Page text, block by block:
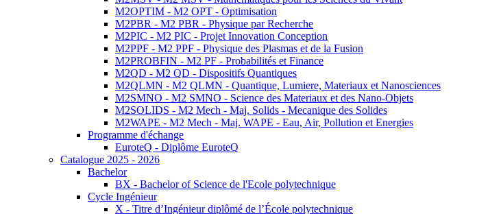
M2OPTIM - M2 OPT - Optimisation
M2PBR - M2 PBR - Physique par Recherche
M2PIC - M2 PIC - Projet Innovation Conception
M2PPF - M2 PPF - Physique des Plasmas et de la Fusion
M2PROBFIN - M2 PF - Probabilités et Finance
M2QD - M2 QD - Dispositifs Quantiques
M2QLMN - M2 QLMN - Quantique, Lumiere, Materiaux et Nanosciences
M2SMNO - M2 SMNO - Science des Materiaux et des Nano-Objets
M2SOLIDS - M2 Mech - Maj. Solids - Mecanique des Solides
M2WAPE - M2 Mech - Maj. WAPE - Eau, Air, Pollution et Energies
Programme d'échange
EuroteQ - Diplôme EuroteQ
Catalogue 2025 - 2026
Bachelor
BX - Bachelor of Science de l'Ecole polytechnique
Cycle Ingénieur
X - Titre d’Ingénieur diplômé de l’École polytechnique